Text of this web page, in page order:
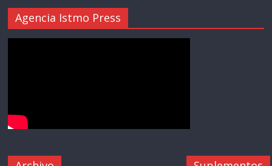
Agencia Istmo Press